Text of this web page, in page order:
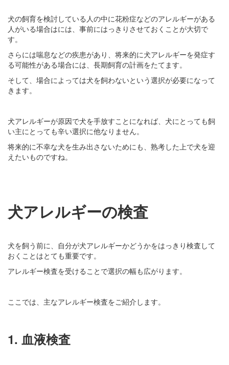
犬の飼育を検討している人の中に花粉症などのアレルギーがある
人がいる場合はには、事前にはっきりさせておくことが大切で
す。
さらには喘息などの疾患があり、将来的に犬アレルギーを発症す
る可能性がある場合には、長期飼育の計画をたてます。
そして、場合によっては犬を飼わないという選択が必要になって
きます。
犬アレルギーが原因で犬を手放すことになれば、犬にとっても飼
い主にとっても辛い選択に他なりません。
将来的に不幸な犬を生み出さないためにも、熟考した上で犬を迎
えたいものですね。
犬アレルギーの検査
犬を飼う前に、自分が犬アレルギーかどうかをはっきり検査して
おくことはとても重要です。
アレルギー検査を受けることで選択の幅も広がります。
ここでは、主なアレルギー検査をご紹介します。
1. 血液検査